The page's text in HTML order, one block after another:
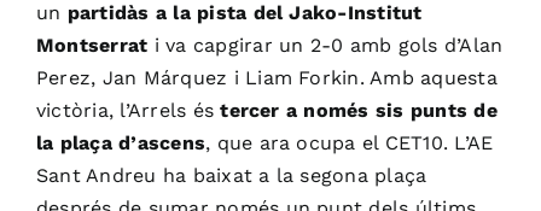
un partidàs a la pista del Jako-Institut
Montserrat i va capgirar un 2-0 amb gols d’Alan
Perez, Jan Márquez i Liam Forkin. Amb aquesta
victòria, l’Arrels éstercer a només sis punts de
la plaça d’ascens, que ara ocupa el CET10. L’AE
Sant Andreu ha baixat a la segona plaça